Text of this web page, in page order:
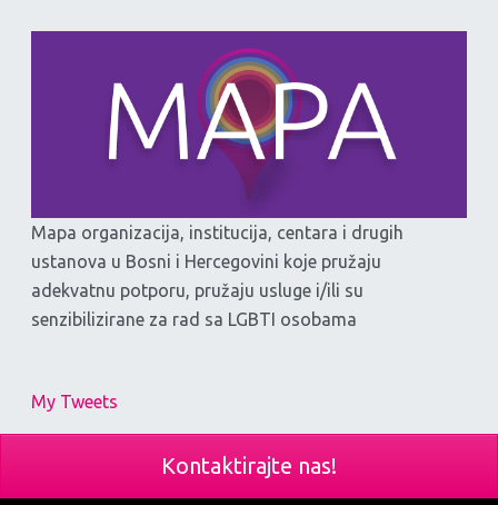
Mapa organizacija, institucija, centara i drugih
ustanova u Bosni i Hercegovini koje pružaju
adekvatnu potporu, pružaju usluge i/ili su
senzibilizirane za rad sa LGBTI osobama
My Tweets
Kontaktirajte nas!